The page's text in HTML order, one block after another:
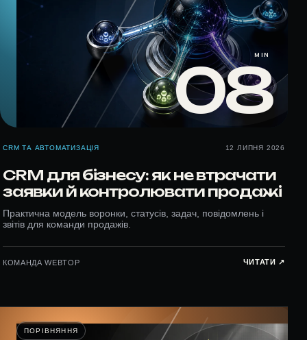
08
MIN
CRM ТА АВТОМАТИЗАЦІЯ 12 ЛИПНЯ 2026
CRM для бізнесу: як не втрачати
заявки й контролювати продажі
Практична модель воронки, статусів, задач, повідомлень і
звітів для команди продажів.
КОМАНДА WEBTOP ЧИТАТИ ↗︎
ПОРІВНЯННЯ